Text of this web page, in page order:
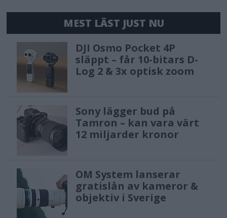
MEST LÄST JUST NU
DJI Osmo Pocket 4P
släppt – får 10-bitars D-
Log 2 & 3x optisk zoom
Sony lägger bud på
Tamron – kan vara värt
12 miljarder kronor
OM System lanserar
gratislån av kameror &
objektiv i Sverige